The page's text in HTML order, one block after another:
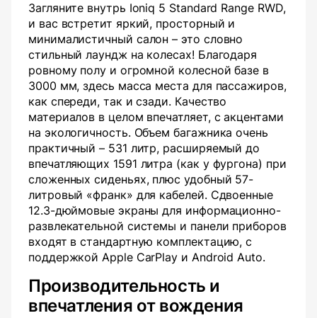
Загляните внутрь Ioniq 5 Standard Range RWD,
и вас встретит яркий, просторный и
минималистичный салон – это словно
стильный лаундж на колесах! Благодаря
ровному полу и огромной колесной базе в
3000 мм, здесь масса места для пассажиров,
как спереди, так и сзади. Качество
материалов в целом впечатляет, с акцентами
на экологичность. Объем багажника очень
практичный – 531 литр, расширяемый до
впечатляющих 1591 литра (как у фургона) при
сложенных сиденьях, плюс удобный 57-
литровый «франк» для кабелей. Сдвоенные
12.3-дюймовые экраны для информационно-
развлекательной системы и панели приборов
входят в стандартную комплектацию, с
поддержкой Apple CarPlay и Android Auto.
Производительность и
впечатления от вождения